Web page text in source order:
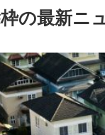
の最新ニ